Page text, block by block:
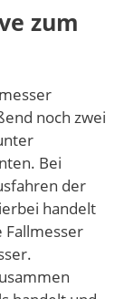
zum
noch zwei
Bei
der
handelt
Fallmesser